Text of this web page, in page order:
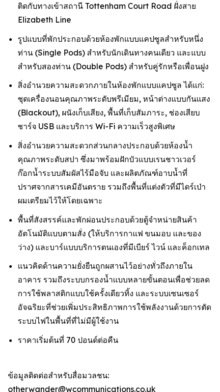
ติดกับทางเข้าสถานี Tottenham Court Road ฝั่งสาย
Elizabeth Line
รูปแบบที่พักประกอบด้วยห้องพักแบบแคปซูลสำหรับหนึ่ง
ท่าน (Single Pods) สำหรับนักเดินทางคนเดียว และแบบ
สำหรับสองท่าน (Double Pods) สำหรับคู่รักหรือเพื่อนฝูง
สิ่งอำนวยความสะดวกภายในห้องพักแบบแคปซูล ได้แก่:
ชุดเครื่องนอนคุณภาพระดับพรีเมียม, หน้าต่างแบบกันแสง
(Blackout), ผนังเก็บเสียง, พื้นที่เก็บสัมภาระ, ช่องเสียบ
ชาร์จ USB และบริการ Wi-Fi ความเร็วสูงพิเศษ
สิ่งอำนวยความสะดวกส่วนกลางประกอบด้วยห้องน้ำ
คุณภาพระดับสปา ซึ่งมาพร้อมฝักบัวแบบเรนชาวเวอร์
ก๊อกน้ำระบบสัมผัสไร้มือจับ และผลิตภัณฑ์อาบน้ำที่
ปราศจากสารเคมีอันตราย รวมถึงพื้นที่แต่งตัวที่มีไดร์เป่า
ผมเตรียมไว้ให้โดยเฉพาะ
พื้นที่สังสรรค์และพักผ่อนประกอบด้วยตู้จำหน่ายสินค้า
อัตโนมัติแบบตามสั่ง (ให้บริการกาแฟ ขนมอบ และของ
ว่าง) และบาร์แบบบริการตนเองที่มีเบียร์ ไวน์ และค็อกเทล
แนวคิดด้านความยั่งยืนถูกผสานไว้อย่างทั่วถึงภายใน
อาคาร รวมถึงระบบกรองน้ำแบบหลายขั้นตอนเพื่อช่วยลด
การใช้พลาสติกแบบใช้ครั้งเดียวทิ้ง และระบบเซนเซอร์
อัจฉริยะที่ช่วยเพิ่มประสิทธิภาพการใช้พลังงานด้วยการตัด
ระบบไฟในพื้นที่ที่ไม่มีผู้ใช้งาน
ราคาเริ่มต้นที่ 70 ปอนด์ต่อคืน
ข้อมูลติดต่อสำหรับสื่อมวลชน:
otherwander@wcommunications.co.uk